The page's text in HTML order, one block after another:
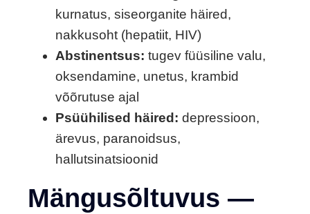
kurnatus, siseorganite häired,
nakkusoht (hepatiit, HIV)
Abstinentsus: tugev füüsiline valu,
oksendamine, unetus, krambid
võõrutuse ajal
Psüühilised häired: depressioon,
ärevus, paranoidsus,
hallutsinatsioonid
Mängusõltuvus —